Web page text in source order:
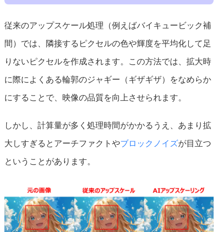
従来のアップスケール処理（例えばバイキュービック補
間）では、隣接するピクセルの色や輝度を平均化して足
りないピクセルを作成されます。この方法では、拡大時
に際によくある輪郭のジャギー（ギザギザ）をなめらか
にすることで、映像の品質を向上させられます。
しかし、計算量が多く処理時間がかかるうえ、あまり拡
大しすぎるとアーチファクトやブロックノイズが目立つ
ということがあります。